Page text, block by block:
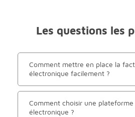
Les questions les
Comment mettre en place la
électronique facilement ?
Comment choisir une
électronique ?